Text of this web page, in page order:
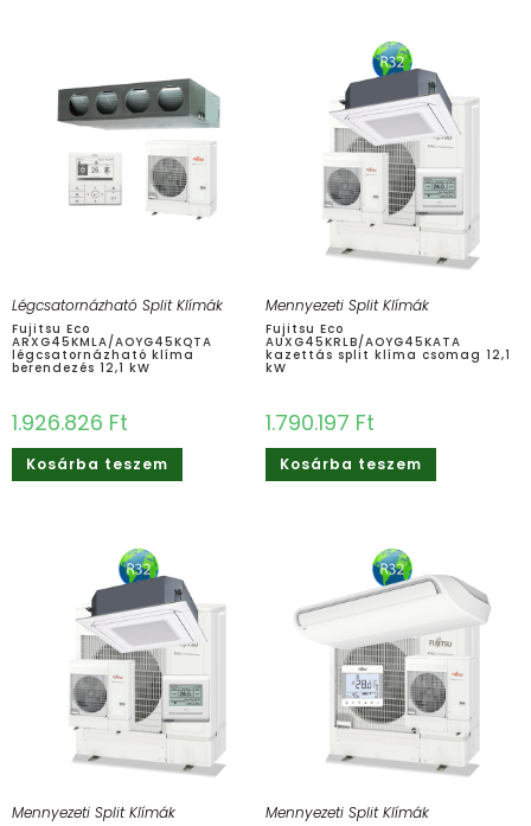
Légcsatornázható Split Klímák
Fujitsu Eco
ARXG45KMLA/AOYG45KQTA
légcsatornázható klíma
berendezés 12,1 kW
1.926.826 Ft
Kosárba teszem
Mennyezeti Split Klímák
Fujitsu Eco
AUXG45KRLB/AOYG45KATA
kazettás split klíma csomag 12,1
kW
1.790.197 Ft
Kosárba teszem
Mennyezeti Split Klímák Mennyezeti Split Klímák